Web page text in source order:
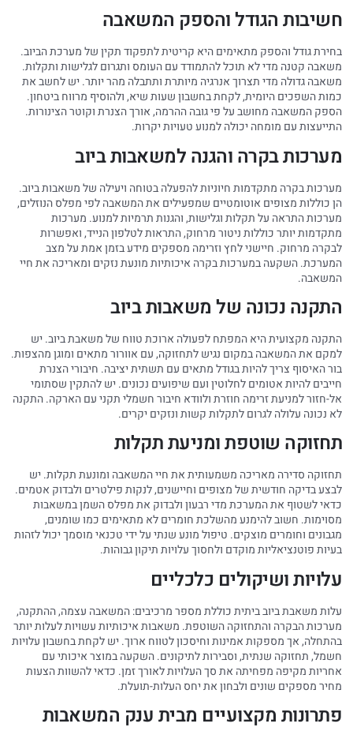
חשיבות הגודל והספק המשאבה
בחירת גודל והספק מתאימים היא קריטית לתפקוד תקין של מערכת הביוב.
משאבה קטנה מדי לא תוכל להתמודד עם העומס ותגרום לגלישות ותקלות.
משאבה גדולה מדי תצרוך אנרגיה מיותרת ותתבלה מהר יותר. יש לחשב את
כמות השפכים היומית, לקחת בחשבון שעות שיא, ולהוסיף מרווח ביטחון.
הספק המשאבה מחושב על פי גובה ההרמה, אורך הצנרת וקוטר הצינורות.
התייעצות עם מומחה יכולה למנוע טעויות יקרות.
מערכות בקרה והגנה למשאבות ביוב
מערכות בקרה מתקדמות חיוניות להפעלה בטוחה ויעילה של משאבות ביוב.
הן כוללות מצופים אוטומטיים שמפעילים את המשאבה לפי מפלס הנוזלים,
מערכות התראה על תקלות וגלישות, והגנות תרמיות למנוע. מערכות
מתקדמות יותר כוללות ניטור מרחוק, התראות לטלפון הנייד, ואפשרות
לבקרה מרחוק. חיישני לחץ וזרימה מספקים מידע בזמן אמת על מצב
המערכת. השקעה במערכות בקרה איכותיות מונעת נזקים ומאריכה את חיי
המשאבה.
התקנה נכונה של משאבות ביוב
התקנה מקצועית היא המפתח לפעולה ארוכת טווח של משאבת ביוב. יש
למקם את המשאבה במקום נגיש לתחזוקה, עם אוורור מתאים ומוגן מהצפות.
בור האיסוף צריך להיות בגודל מתאים עם תשתית יציבה. חיבורי הצנרת
חייבים להיות אטומים לחלוטין ועם שיפועים נכונים. יש להתקין שסתומי
אל-חזור למניעת זרימה חוזרת ולוודא חיבור חשמלי תקני עם הארקה. התקנה
לא נכונה עלולה לגרום לתקלות קשות ונזקים יקרים.
תחזוקה שוטפת ומניעת תקלות
תחזוקה סדירה מאריכה משמעותית את חיי המשאבה ומונעת תקלות. יש
לבצע בדיקה חודשית של מצופים וחיישנים, לנקות פילטרים ולבדוק אטמים.
כדאי לשטוף את המערכת מדי רבעון ולבדוק את מפלס השמן במשאבות
מסוימות. חשוב להימנע מהשלכת חומרים לא מתאימים כמו שומנים,
מגבונים וחומרים מוצקים. טיפול מונע שנתי על ידי טכנאי מוסמך יכול לזהות
בעיות פוטנציאליות מוקדם ולחסוך עלויות תיקון גבוהות.
עלויות ושיקולים כלכליים
עלות משאבת ביוב ביתית כוללת מספר מרכיבים: המשאבה עצמה, ההתקנה,
מערכות הבקרה והתחזוקה השוטפת. משאבות איכותיות עשויות לעלות יותר
בהתחלה, אך מספקות אמינות וחיסכון לטווח ארוך. יש לקחת בחשבון עלויות
חשמל, תחזוקה שנתית, וסבירות לתיקונים. השקעה במוצר איכותי עם
אחריות מקיפה מפחיתה את סך העלויות לאורך זמן. כדאי להשוות הצעות
מחיר מספקים שונים ולבחון את יחס העלות-תועלת.
פתרונות מקצועיים מבית ענק המשאבות